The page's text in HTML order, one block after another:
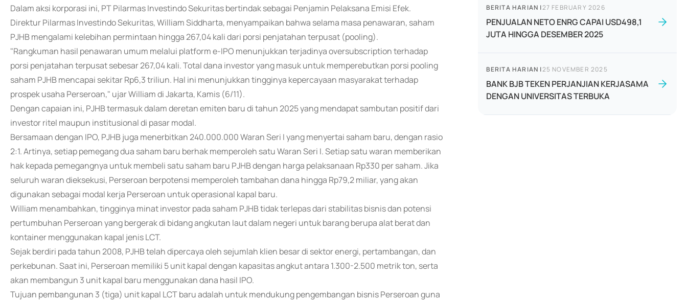
Dalam aksi korporasi ini, PT Pilarmas Investindo Sekuritas bertindak sebagai Penjamin Pelaksana Emisi Efek.
Direktur Pilarmas Investindo Sekuritas, William Siddharta, menyampaikan bahwa selama masa penawaran, saham
PJHB mengalami kelebihan permintaan hingga 267,04 kali dari porsi penjatahan terpusat (pooling).
"Rangkuman hasil penawaran umum melalui platform e-IPO menunjukkan terjadinya oversubscription terhadap
porsi penjatahan terpusat sebesar 267,04 kali. Total dana investor yang masuk untuk memperebutkan porsi pooling
saham PJHB mencapai sekitar Rp6,3 triliun. Hal ini menunjukkan tingginya kepercayaan masyarakat terhadap
prospek usaha Perseroan," ujar William di Jakarta, Kamis (6/11).
Dengan capaian ini, PJHB termasuk dalam deretan emiten baru di tahun 2025 yang mendapat sambutan positif dari
investor ritel maupun institusional di pasar modal.
Bersamaan dengan IPO, PJHB juga menerbitkan 240.000.000 Waran Seri I yang menyertai saham baru, dengan rasio
2:1. Artinya, setiap pemegang dua saham baru berhak memperoleh satu Waran Seri I. Setiap satu waran memberikan
hak kepada pemegangnya untuk membeli satu saham baru PJHB dengan harga pelaksanaan Rp330 per saham. Jika
seluruh waran dieksekusi, Perseroan berpotensi memperoleh tambahan dana hingga Rp79,2 miliar, yang akan
digunakan sebagai modal kerja Perseroan untuk operasional kapal baru.
William menambahkan, tingginya minat investor pada saham PJHB tidak terlepas dari stabilitas bisnis dan potensi
pertumbuhan Perseroan yang bergerak di bidang angkutan laut dalam negeri untuk barang berupa alat berat dan
kontainer menggunakan kapal jenis LCT.
Sejak berdiri pada tahun 2008, PJHB telah dipercaya oleh sejumlah klien besar di sektor energi, pertambangan, dan
perkebunan. Saat ini, Perseroan memiliki 5 unit kapal dengan kapasitas angkut antara 1.300-2.500 metrik ton, serta
akan membangun 3 unit kapal baru menggunakan dana hasil IPO.
Tujuan pembangunan 3 (tiga) unit kapal LCT baru adalah untuk mendukung pengembangan bisnis Perseroan guna
BERITA HARIAN |27 FEBRUARY 2026
PENJUALAN NETO ENRG CAPAI USD498,1
JUTA HINGGA DESEMBER 2025
BERITA HARIAN |25 NOVEMBER 2025
BANK BJB TEKEN PERJANJIAN KERJASAMA
DENGAN UNIVERSITAS TERBUKA